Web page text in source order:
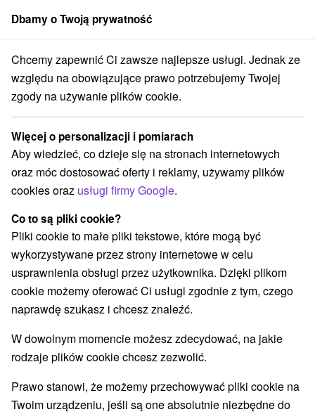
członek grupySorger
na prenájom Východné Slovensko Prešovský kraj Nová Lesná
Chaty na prenájom Nová Lesná
Kategorie
Wszystkie kategorie
Hotele na Slovacji(1)
Apartmány(17) Chaty na prenájom
Penzióny (14) Priváty
Wybierz lokalizację lub datę
WSZYSTKO NAJTAŃSZE NAJDROŻSZE NA
Dbamy o Twoją prywatność
Chcemy zapewnić Ci zawsze najlepsze usługi. Jednak ze
względu na obowiązujące prawo potrzebujemy Twojej
zgody na używanie plików cookie.
Więcej o personalizacji i pomiarach
Aby wiedzieć, co dzieje się na stronach internetowych
oraz móc dostosować oferty i reklamy, używamy plików
cookies oraz usługi firmy Google.
Co to są pliki cookie?
Pliki cookie to małe pliki tekstowe, które mogą być
wykorzystywane przez strony internetowe w celu
usprawnienia obsługi przez użytkownika. Dzięki plikom
cookie możemy oferować Ci usługi zgodnie z tym, czego
naprawdę szukasz i chcesz znaleźć.
W dowolnym momencie możesz zdecydować, na jakie
rodzaje plików cookie chcesz zezwolić.
Prawo stanowi, że możemy przechowywać pliki cookie na
Twoim urządzeniu, jeśli są one absolutnie niezbędne do